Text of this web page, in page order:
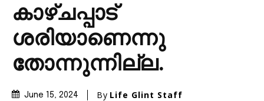
കാഴ്ചപ്പാട്
ശരിയാണെന്നു
തോന്നുന്നില്ല.
June 15, 2024 By Life Glint Staff